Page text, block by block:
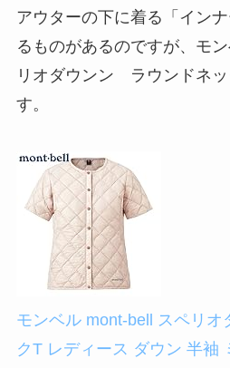
アウターの下に着る「イン
るものがあるのですが、モ
リオダウンン ラウンドネ
す。
モンベル mont-bell スペリオ
クT レディース ダウン 半袖